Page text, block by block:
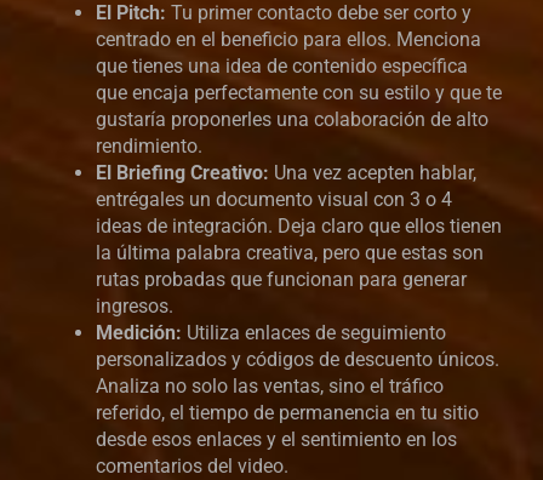
El Pitch: Tu primer contacto debe ser corto y
centrado en el beneficio para ellos. Menciona
que tienes una idea de contenido específica
que encaja perfectamente con su estilo y que te
gustaría proponerles una colaboración de alto
rendimiento.
El Briefing Creativo: Una vez acepten hablar,
entrégales un documento visual con 3 o 4
ideas de integración. Deja claro que ellos tienen
la última palabra creativa, pero que estas son
rutas probadas que funcionan para generar
ingresos.
Medición: Utiliza enlaces de seguimiento
personalizados y códigos de descuento únicos.
Analiza no solo las ventas, sino el tráfico
referido, el tiempo de permanencia en tu sitio
desde esos enlaces y el sentimiento en los
comentarios del video.